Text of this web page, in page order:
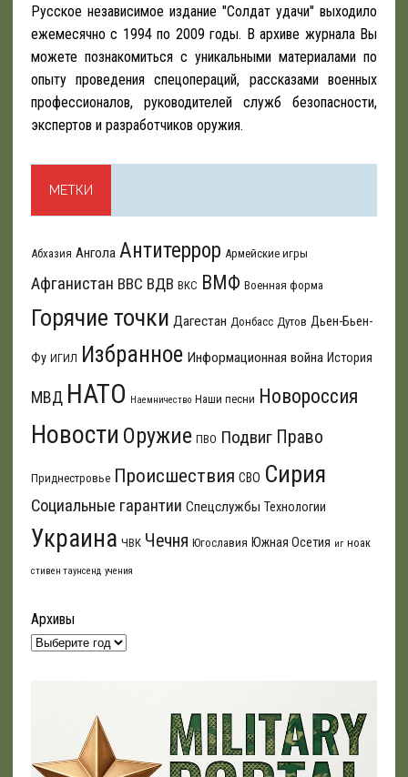
Русское независимое издание "Солдат удачи" выходило
ежемесячно с 1994 по 2009 годы. В архиве журнала Вы
можете познакомиться с уникальными материалами по
опыту проведения спецопераций, рассказами военных
профессионалов, руководителей служб безопасности,
экспертов и разработчиков оружия.
МЕТКИ
Абхазия Ангола Антитеррор Армейские игры
Афганистан ВВС ВДВ ВКС ВМФ Военная форма
Горячие точки Дагестан Донбасс Дутов Дьен-Бьен-
Фу ИГИЛ Избранное Информационная война История
МВД НАТО Наемничество Наши песни Новороссия
Новости Оружие ПВО Подвиг Право
Приднестровье Происшествия СВО Сирия
Социальные гарантии Спецслужбы Технологии
Украина ЧВК Чечня Югославия Южная Осетия иг ноак
стивен таунсенд учения
Архивы